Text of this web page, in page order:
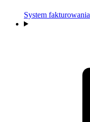
System fakturowania